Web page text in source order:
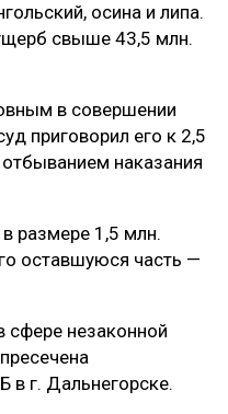
осина и липа.
свыше 43,5 млн.
в совершении
приговорил его к 2,5
наказания
размере 1,5 млн.
оставшуюся часть —
сфере незаконной
в г. Дальнегорске.